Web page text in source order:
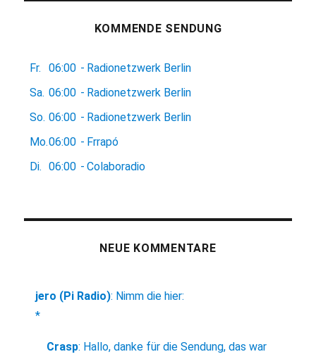
KOMMENDE SENDUNG
Fr. 06:00 - Radionetzwerk Berlin
Sa. 06:00 - Radionetzwerk Berlin
So. 06:00 - Radionetzwerk Berlin
Mo.06:00 - Frrapó
Di.
06:00 - Colaboradio
NEUE KOMMENTARE
jero (Pi Radio): Nimm die hier:
*
Crasp: Hallo, danke für die Sendung, das war